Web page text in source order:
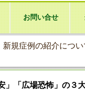
お問い合せ
新規症例の紹介につい
」「広場恐怖」の３